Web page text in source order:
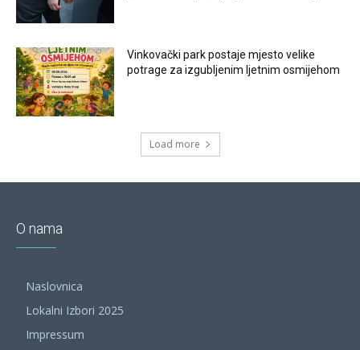
Vinkovački park postaje mjesto velike
potrage za izgubljenim ljetnim osmijehom
Load more
O nama
Naslovnica
Lokalni Izbori 2025
Impressum